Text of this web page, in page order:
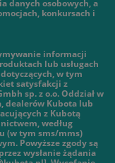
danych osobowych, a
konkursach i
informacji
lub usługach
w tym
satysfakcji z
sp. z o.o. Oddział w
dealerów Kubota lub
z Kubotą
według
(w tym sms/mms)
Powyższe zgody są
wysłanie żądania